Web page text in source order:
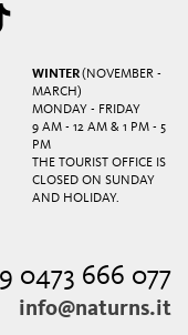
WINTER(NOVEMBER -
MARCH)
MONDAY - FRIDAY
9 AM - 12 AM & 1 PM - 5
PM
THE TOURIST OFFICE IS
CLOSED ON SUNDAY
AND HOLIDAY.
0473 666 077
info@naturns.it